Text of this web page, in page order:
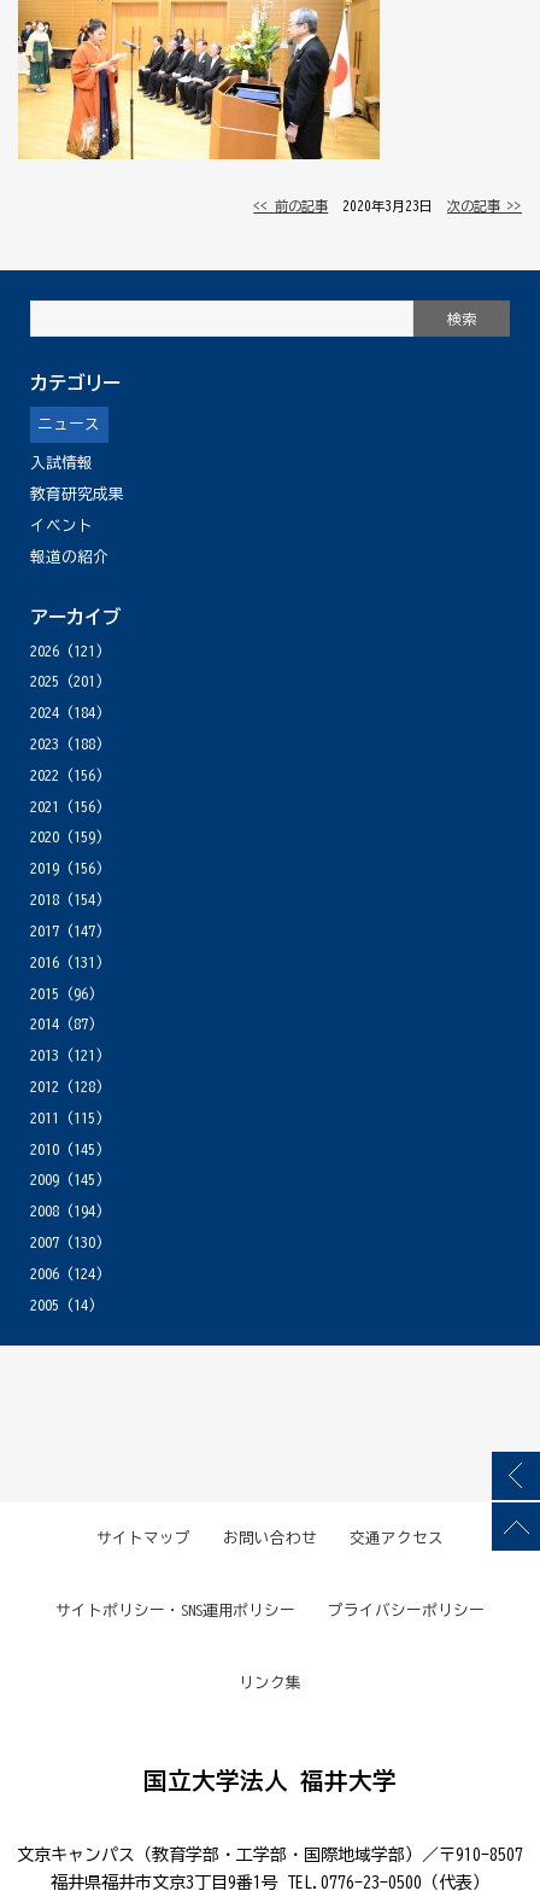
<< 前の記事 │ 2020年3月23日 │次の記事 >>
カテゴリー
ニュース
入試情報
教育研究成果
イベント
報道の紹介
アーカイブ
2026(121)
2025 (201)
2024(184)
2023 (188)
2022 (156)
2021
(156)
2020(159)
2019(156)
2018(154)
2017(147)
2016(131)
2015 (96)
2014(87)
2013 (121)
2012 (128)
2011
(115)
2010(145)
2009(145)
2008(194)
2007(130)
2006(124)
2005 (14)
サイトマップ お問い合わせ 交通アクセス
サイトポリシー・SNS運用ポリシー プライバシーポリシー
リンク集
国立大学法人 福井大学
文京キャンパス（教育学部・工学部・国際地域学部）／〒910-8507
福井県福井市文京3丁目9番1号 TEL.0776-23-0500（代表）